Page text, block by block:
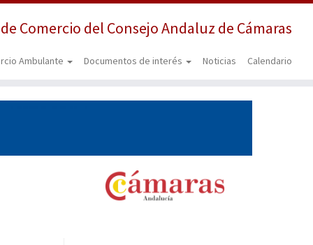
Comercio del Consejo Andaluz de Cámaras
Ambulante Documentos de interés Noticias Calendario